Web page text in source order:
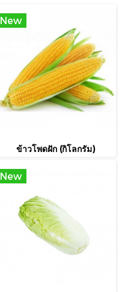
New
ข้าวโพดฝัก (กิโลกรัม)
New